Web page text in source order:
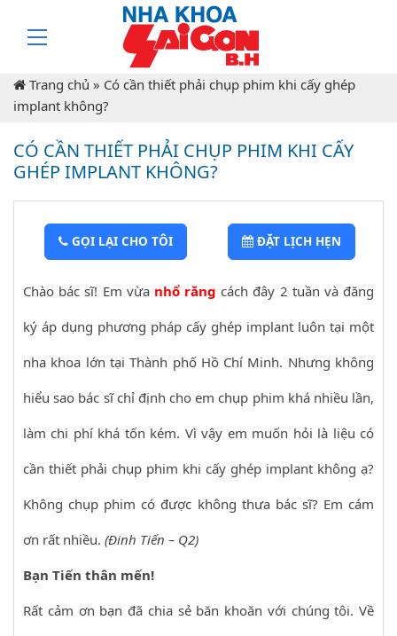
Trang chủ » Có cần thiết phải chụp phim khi cấy ghép
implant không?
CÓ CẦN THIẾT PHẢI CHỤP PHIM KHI CẤY
GHÉP IMPLANT KHÔNG?
GỌI LẠI CHO TÔI ĐẶT LỊCH HẸN
Chào bác sĩ! Em vừa nhổ răng cách đây 2 tuần và đăng
ký áp dụng phương pháp cấy ghép implant luôn tại một
nha khoa lớn tại Thành phố Hồ Chí Minh. Nhưng không
hiểu sao bác sĩ chỉ định cho em chụp phim khá nhiều lần,
làm chi phí khá tốn kém. Vì vậy em muốn hỏi là liệu có
cần thiết phải chụp phim khi cấy ghép implant không ạ?
Không chụp phim có được không thưa bác sĩ? Em cám
ơn rất nhiều. (Đinh Tiến – Q2)
Bạn Tiến thân mến!
Rất cảm ơn bạn đã chia sẻ băn khoăn với chúng tôi. Về